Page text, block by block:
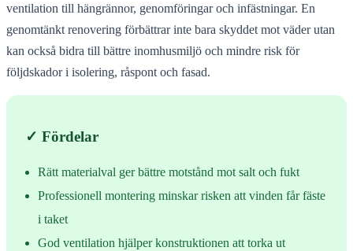
ventilation till hängrännor, genomföringar och infästningar. En
genomtänkt renovering förbättrar inte bara skyddet mot väder utan
kan också bidra till bättre inomhusmiljö och mindre risk för
följdskador i isolering, råspont och fasad.
✓ Fördelar
Rätt materialval ger bättre motstånd mot salt och fukt
Professionell montering minskar risken att vinden får fäste
i taket
God ventilation hjälper konstruktionen att torka ut